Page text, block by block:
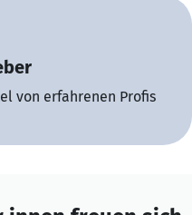
von erfahrenen Profis